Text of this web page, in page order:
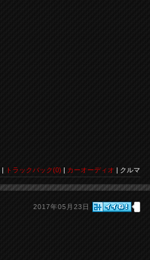
| トラックバック(0) | カーオーディオ | クルマ
2017年05月23日